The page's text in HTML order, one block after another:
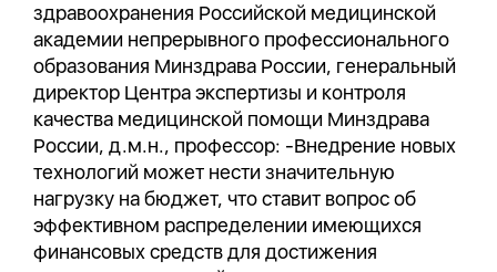
здравоохранения Российской медицинской
академии непрерывного профессионального
образования Минздрава России, генеральный
директор Центра экспертизы и контроля
качества медицинской помощи Минздрава
России, д.м.н., профессор: -Внедрение новых
технологий может нести значительную
нагрузку на бюджет, что ставит вопрос об
эффективном распределении имеющихся
финансовых средств для достижения